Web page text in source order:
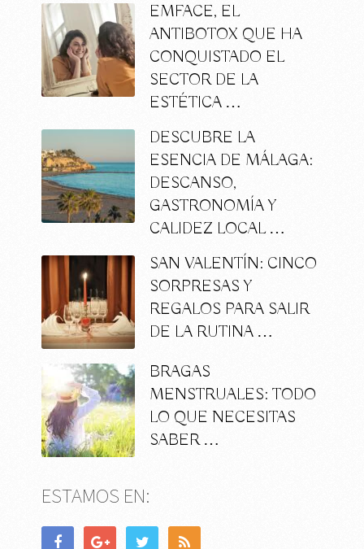
EMFACE, EL
ANTIBOTOX QUE HA
CONQUISTADO EL
SECTOR DE LA
ESTÉTICA …
DESCUBRE LA
ESENCIA DE MÁLAGA:
DESCANSO,
GASTRONOMÍA Y
CALIDEZ LOCAL …
SAN VALENTÍN: CINCO
SORPRESAS Y
REGALOS PARA SALIR
DE LA RUTINA …
BRAGAS
MENSTRUALES: TODO
LO QUE NECESITAS
SABER …
ESTAMOS EN: